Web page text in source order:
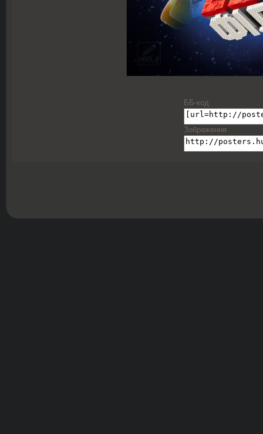
ББ-код
Зображення